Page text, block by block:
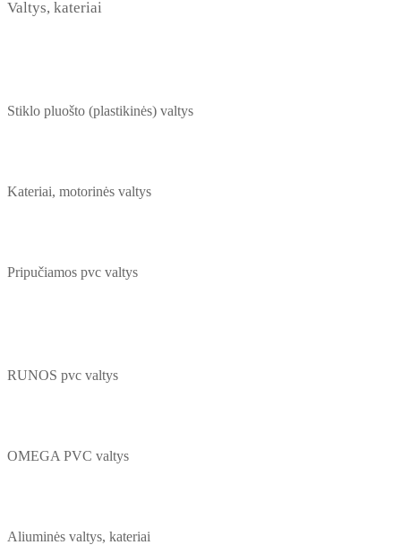
Valtys, kateriai
Stiklo pluošto (plastikinės) valtys
Kateriai, motorinės valtys
Pripučiamos pvc valtys
RUNOS pvc valtys
OMEGA PVC valtys
Aliuminės valtys, kateriai